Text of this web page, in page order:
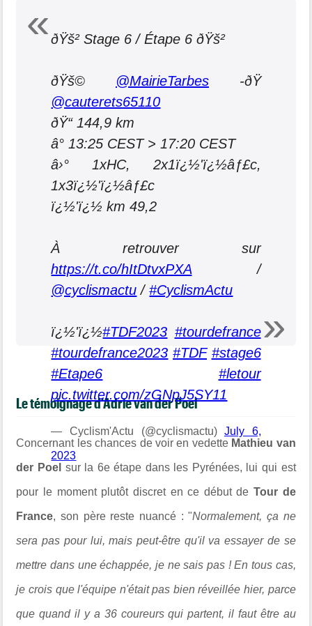
ðŸš² Stage 6 / Étape 6 ðŸš²
ðŸš© @MairieTarbes -ðŸ
@cauterets65110
ðŸ“ 144,9 km
â° 13:25 CEST > 17:20 CEST
â›° 1xHC, 2x1ï¿½'ï¿½âƒ£c,
1x3ï¿½'ï¿½âƒ£c
ï¿½'ï¿½ km 49,2
À retrouver sur
https://t.co/hItDtvxPXA /
@cyclismactu /#CyclismActu
ï¿½'ï¿½#TDF2023 #tourdefrance
#tourdefrance2023 #TDF #stage6
#Etape6
#letour
pic.twitter.com/zGNpJ5SY11
— Cyclism'Actu (@cyclismactu)July 6,
2023
Le témoignage d'Adrie van der Poel
Concernant les chances de voir en vedette Mathieu van
der Poel sur la 6e étape dans les Pyrénées, lui qui est
pour le moment plutôt discret en ce début de Tour de
France, son père reste nuancé : "Normalement, ça ne
sera pas pour lui, mais peut-être qu'il va essayer de se
mettre dans une échappée, je ne sais pas ! En tous cas,
je crois que l'équipe n'était pas bien réveillée hier, parce
que quand il y a 36 coureurs qui partent, il faut être au